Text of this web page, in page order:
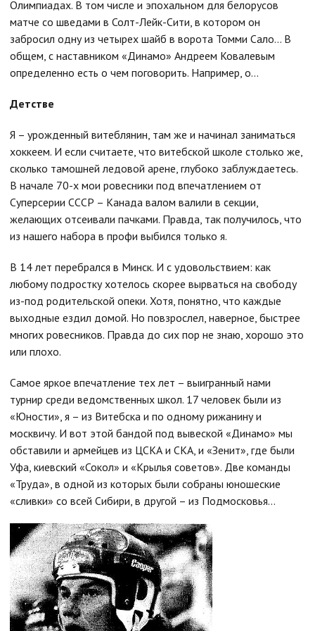
Олимпиадах. В том числе и эпохальном для белорусов
матче со шведами в Солт-Лейк-Сити, в котором он
забросил одну из четырех шайб в ворота Томми Сало... В
общем, с наставником «Динамо» Андреем Ковалевым
определенно есть о чем поговорить. Например, о...
Детстве
Я – урожденный витеблянин, там же и начинал заниматься
хоккеем. И если считаете, что витебской школе столько же,
сколько тамошней ледовой арене, глубоко заблуждаетесь.
В начале 70-х мои ровесники под впечатлением от
Суперсерии СССР – Канада валом валили в секции,
желающих отсеивали пачками. Правда, так получилось, что
из нашего набора в профи выбился только я.
В 14 лет перебрался в Минск. И с удовольствием: как
любому подростку хотелось скорее вырваться на свободу
из-под родительской опеки. Хотя, понятно, что каждые
выходные ездил домой. Но повзрослел, наверное, быстрее
многих ровесников. Правда до сих пор не знаю, хорошо это
или плохо.
Самое яркое впечатление тех лет – выигранный нами
турнир среди ведомственных школ. 17 человек были из
«Юности», я – из Витебска и по одному рижанину и
москвичу. И вот этой бандой под вывеской «Динамо» мы
обставили и армейцев из ЦСКА и СКА, и «Зенит», где были
Уфа, киевский «Сокол» и «Крылья советов». Две команды
«Труда», в одной из которых были собраны юношеские
«сливки» со всей Сибири, в другой – из Подмосковья...